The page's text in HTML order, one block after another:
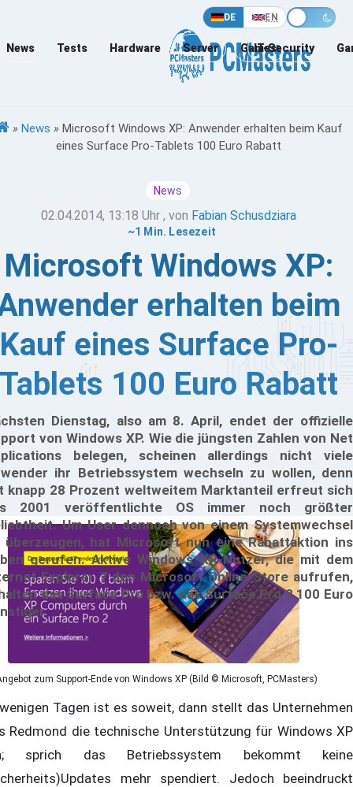
DE EN
News Tests Hardware Server Games
IT-Security
» News » Microsoft Windows XP: Anwender erhalten beim Kauf
eines Surface Pro-Tablets 100 Euro Rabatt
News
02.04.2014, 13:18 Uhr , von Fabian Schusdziara
~1 Min. Lesezeit
Microsoft Windows XP:
erhalten beim
Kauf eines Surface Pro-
Tablets 100 Euro Rabatt
Dienstag, also am 8. April, endet der offizielle
von Windows XP. Wie die jüngsten Zahlen von Net
belegen, scheinen allerdings nicht viele
ihr Betriebssystem wechseln zu wollen, denn
knapp 28 Prozent weltweitem Marktanteil erfreut sich
2001 veröffentlichte OS immer noch größter
Um User dennoch von einem Systemwechsel
überzeugen, hat Microsoft nun eine Rabattaktion ins
gerufen. Aktive Windows XP-Nutzer, die mit dem
Explorer 7 den Microsoft Online Store aufrufen,
das Surface Pro bzw. das Surface Pro 2 100 Euro
zum Support-Ende von Windows XP (Bild © Microsoft, PCMasters)
Tagen ist es soweit, dann stellt das Unternehmen
Redmond die technische Unterstützung für Windows XP
sprich das Betriebssystem bekommt keine
mehr spendiert. Jedoch beeindruckt